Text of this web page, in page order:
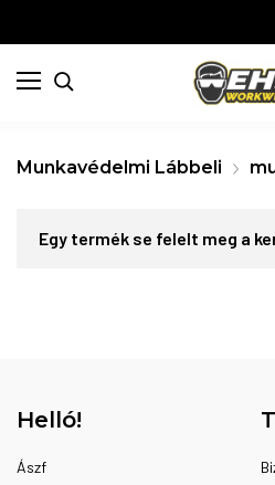
Munkavédelmi Lábbeli
Egy termék se felelt meg a
Helló!
Ászf